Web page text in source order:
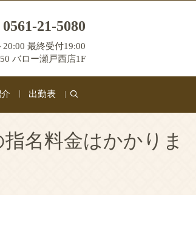
21-5080
20:00 最終受付19:00
バロー瀬戸西店1F
出勤表
search
名料金はかかりま